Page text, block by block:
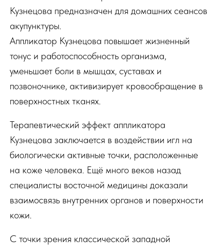
Кузнецова предназначен для домашних сеансов
акупунктуры.
Аппликатор Кузнецова повышает жизненный
тонус и работоспособность организма,
уменьшает боли в мышцах, суставах и
позвоночнике, активизирует кровообращение в
поверхностных тканях.
Терапевтический эффект аппликатора
Кузнецова заключается в воздействии игл на
биологически активные точки, расположенные
на коже человека. Ещё много веков назад
специалисты восточной медицины доказали
взаимосвязь внутренних органов и поверхности
кожи.
С точки зрения классической западной